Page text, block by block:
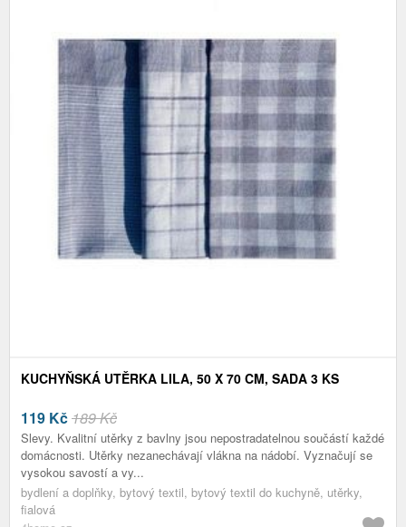
KUCHYŇSKÁ UTĚRKA LILA, 50 X 70 CM, SADA 3 KS
119 Kč189 Kč
Slevy. Kvalitní utěrky z bavlny jsou nepostradatelnou součástí každé
domácnosti. Utěrky nezanechávají vlákna na nádobí. Vyznačují se
vysokou savostí a vy...
bydlení a doplňky, bytový textil, bytový textil do kuchyně, utěrky,
fialová